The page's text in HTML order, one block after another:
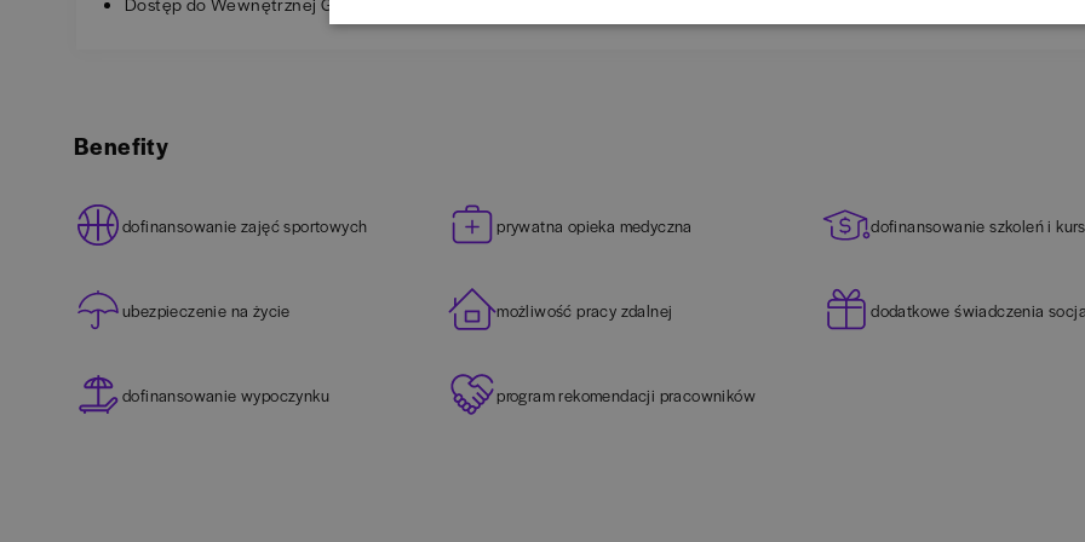
Benefity
dofinansowanie zajęć sportowych prywatna opieka medyczna dofinansowanie szkoleń i
ubezpieczenie na życie możliwość pracy zdalnej dodatkowe świadczenia
dofinansowanie wypoczynku program rekomendacji pracowników